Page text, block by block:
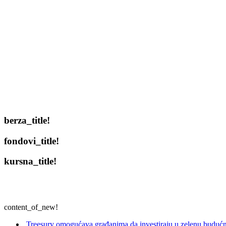
berza_title!
fondovi_title!
kursna_title!
content_of_new!